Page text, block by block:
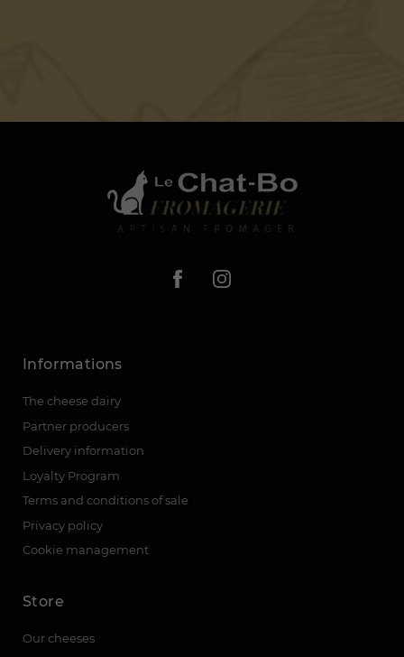
Informations
The cheese dairy
Partner producers
Delivery information
Loyalty Program
Terms and conditions of sale
Privacy policy
Cookie management
Store
Our cheeses